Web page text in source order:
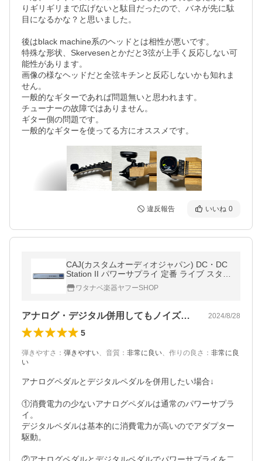
りギリギリまで広げないと駄目だったので、バネが先に駄
目になるかな？と思いました。
後はblack machine系のヘッドとは相性が悪いです。
特殊な形状、Skervesenとかだと3弦が上手く反応しない可
能性があります。
画像の様なヘッドだと全弦キチンと反応しないかも知れま
せん。
一般的なギターであれば問題無いと思われます。
チューナーの故障ではありません。
ギター側の問題です。
一般的なギターを使ってる方にオススメです。
違反報告 いいね 0
CAJ(カスタムオーディオジャパン) DC・DC
Station II パワーサプライ 定番 ライブ スタジ
オ エフェクター 電源
ワタナベ楽器ヤフーSHOP
アナログ・デジタル併用してもノイズが無い 2024/8/28
5
弾きやすさ ： 弾きやすい、 音質 ： 非常に良い、 作りの良さ ： 非常に良
い
アナログペダルとデジタルペダルを併用したい場合↓
①消費電力の少ないアナログペダルは通常のパワーサプラ
イ。
デジタルペダルは基本的に消費電力が高いのでアダプター
駆動。